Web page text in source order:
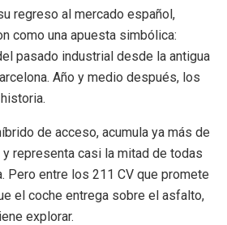
regreso al mercado español,
como una apuesta simbólica:
pasado industrial desde la antigua
Año y medio después, los
de acceso, acumula ya más de
representa casi la mitad de todas
Pero entre los 211 CV que promete
el coche entrega sobre el asfalto,
explorar.